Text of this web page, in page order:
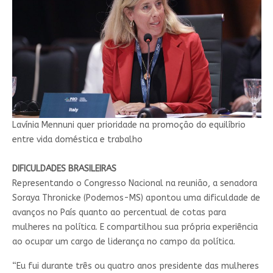
Lavínia Mennuni quer prioridade na promoção do equilíbrio
entre vida doméstica e trabalho
DIFICULDADES BRASILEIRAS
Representando o Congresso Nacional na reunião, a senadora
Soraya Thronicke (Podemos-MS) apontou uma dificuldade de
avanços no País quanto ao percentual de cotas para
mulheres na política. E compartilhou sua própria experiência
ao ocupar um cargo de liderança no campo da política.
“Eu fui durante três ou quatro anos presidente das mulheres